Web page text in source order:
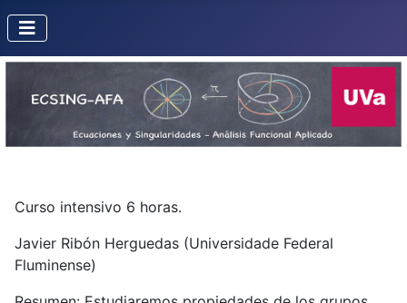
Curso intensivo 6 horas.
Javier Ribón Herguedas (Universidade Federal
Fluminense)